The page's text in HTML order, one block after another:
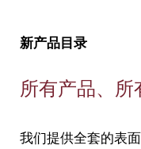
新产品目录
所有产品、所
我们提供全套的表